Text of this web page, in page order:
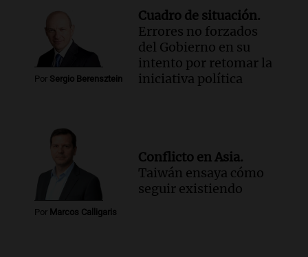
Por Sergio Berensztein
Cuadro de situación.
Errores no forzados
del Gobierno en su
intento por retomar la
iniciativa política
Por Marcos Calligaris
Conflicto en Asia.
Taiwán ensaya cómo
seguir existiendo